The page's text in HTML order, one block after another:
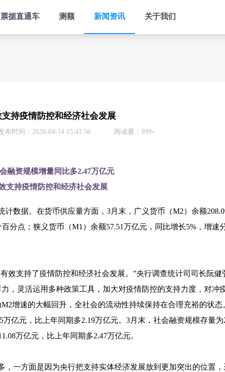
票据直通车 测额 新闻资讯 关于我们
持疫情防控和经济社会发展
布时间：2020-04-14 15:41:56 阅读量：999+
融资规模增量同比多2.47万亿元
支持疫情防控和经济社会发展
数据。在货币供应量方面，3月末，广义货币（M2）余额
分点；狭义货币（M1）余额57.51万亿元，同比增长5%，增速
效支持了疫情防控和经济社会发展。”央行调查统计司司长阮健
，灵活运用多种政策工具，加大对疫情防控的支持力度，对冲
增速的大幅回升，全社会的流动性持续保持在合理充裕的状态
亿元，比上年同期多2.19万亿元。3月末，社会融资规模存量为
万亿元，比上年同期多2.47万亿元。
一方面是因为央行把支持实体经济发展放到更加突出的位置